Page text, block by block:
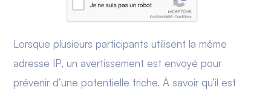
Lorsque plusieurs participants utilisent la même
adresse IP, un avertissement est envoyé pour
prévenir d’une potentielle triche. À savoir qu’il est